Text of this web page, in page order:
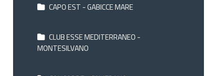
CAPO EST - GABICCE MARE
CLUB ESSE MEDITERRANEO -
MONTESILVANO